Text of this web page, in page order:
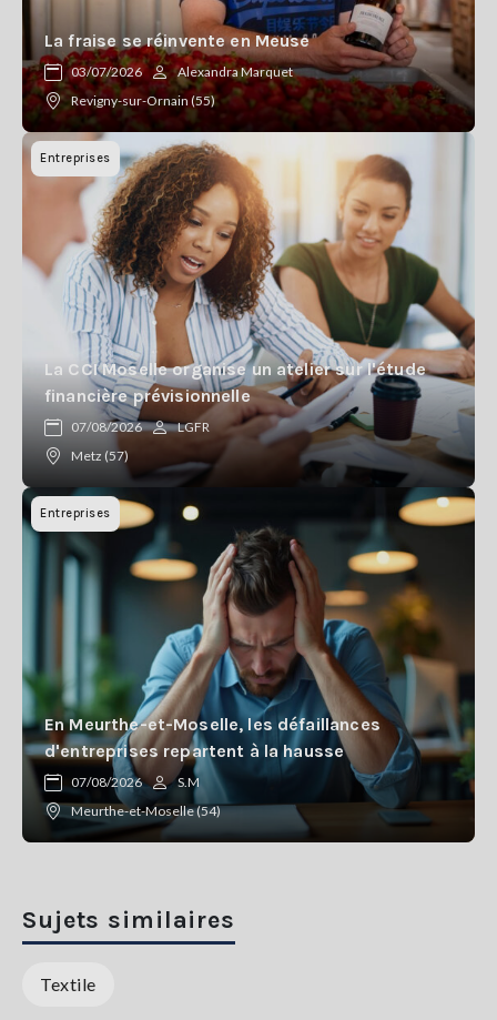
La fraise se réinvente en Meuse
03/07/2026
Alexandra Marquet
Revigny-sur-Ornain (55)
Entreprises
La CCI Moselle organise un atelier sur l'étude
financière prévisionnelle
07/08/2026
LGFR
Metz (57)
Entreprises
En Meurthe-et-Moselle, les défaillances
d'entreprises repartent à la hausse
07/08/2026
S.M
Meurthe-et-Moselle (54)
Sujets similaires
Textile